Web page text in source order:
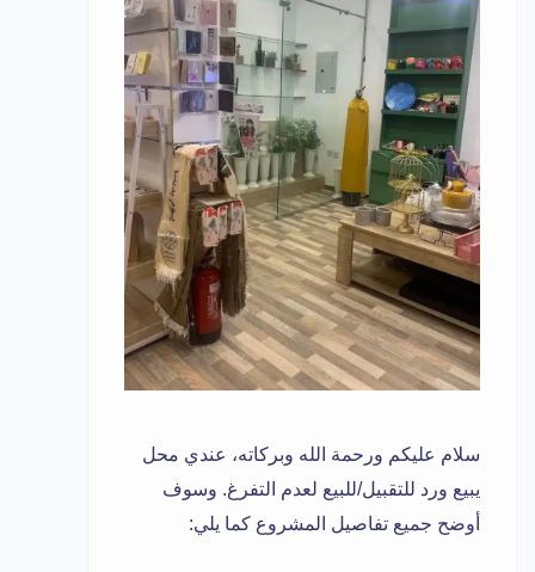
سلام عليكم ورحمة الله وبركاته، عندي محل
يبيع ورد للتقبيل/للبيع لعدم التفرغ. وسوف
أوضح جميع تفاصيل المشروع كما يلي: